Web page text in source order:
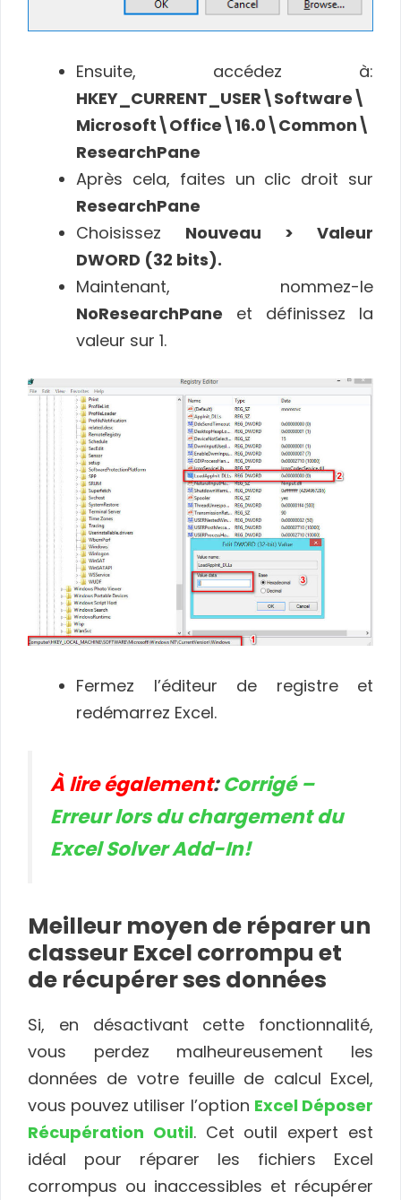
Ensuite, accédez à:
HKEY_CURRENT_USER\Software\
Microsoft\Office\16.0\Common\
ResearchPane
Après cela, faites un clic droit sur
ResearchPane
Choisissez Nouveau > Valeur
DWORD (32 bits).
Maintenant, nommez-le
NoResearchPane et définissez la
valeur sur 1.
Fermez l’éditeur de registre et
redémarrez Excel.
À lire également:Corrigé –
Erreur lors du chargement du
Excel Solver Add-In!
Meilleur moyen de réparer un
classeur Excel corrompu et
de récupérer ses données
Si, en désactivant cette fonctionnalité,
vous perdez malheureusement les
données de votre feuille de calcul Excel,
vous pouvez utiliser l’option Excel Déposer
Récupération Outil. Cet outil expert est
idéal pour réparer les fichiers Excel
corrompus ou inaccessibles et récupérer